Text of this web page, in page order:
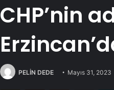
CHP’nin
PELİN DEDE Mayıs 31, 2023